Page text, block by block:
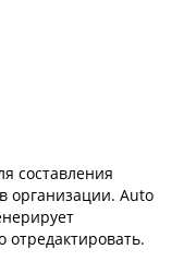
составления
организации. Auto
отредактировать.